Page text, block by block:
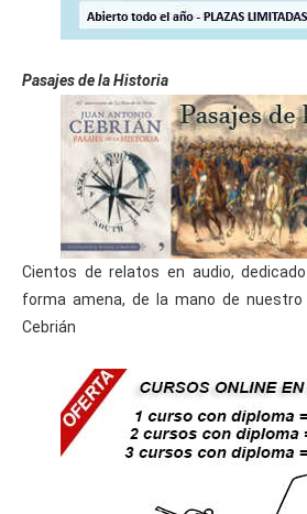
Pasajes de la Historia
Cientos de relatos en audio,
forma amena, de la mano de nuestro
Cebrián